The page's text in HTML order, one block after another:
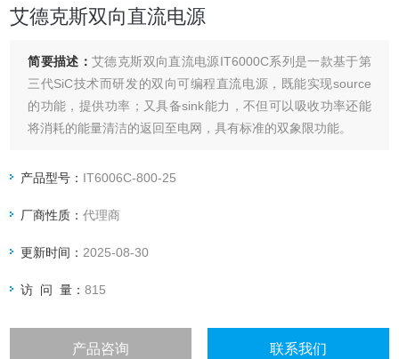
艾德克斯双向直流电源
简要描述：艾德克斯双向直流电源IT6000C系列是一款基于第
三代SiC技术而研发的双向可编程直流电源，既能实现source
的功能，提供功率；又具备sink能力，不但可以吸收功率还能
将消耗的能量清洁的返回至电网，具有标准的双象限功能。
产品型号： IT6006C-800-25
厂商性质：代理商
更新时间： 2025-08-30
访 问 量：815
产品咨询 联系我们